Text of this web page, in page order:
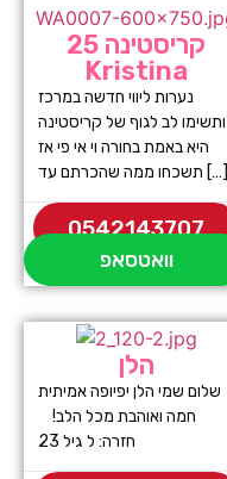
קריסטינה 25
Kristina
נערות ליווי חדשה במרכז
ותשימו לב לגוף של קריסטינה
היא באמת בחורה וי אי פי אז
תשכחו ממה שהכרתם עד […]
0542143707
וואטסאפ
הלן
שלום שמי הלן יפיופה אמיתית
חמה ואוהבת מכל הלב!
חזרה: ל גיל 23